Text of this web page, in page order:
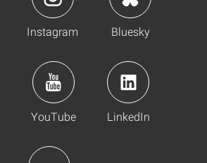
Instagram Bluesky
YouTube LinkedIn